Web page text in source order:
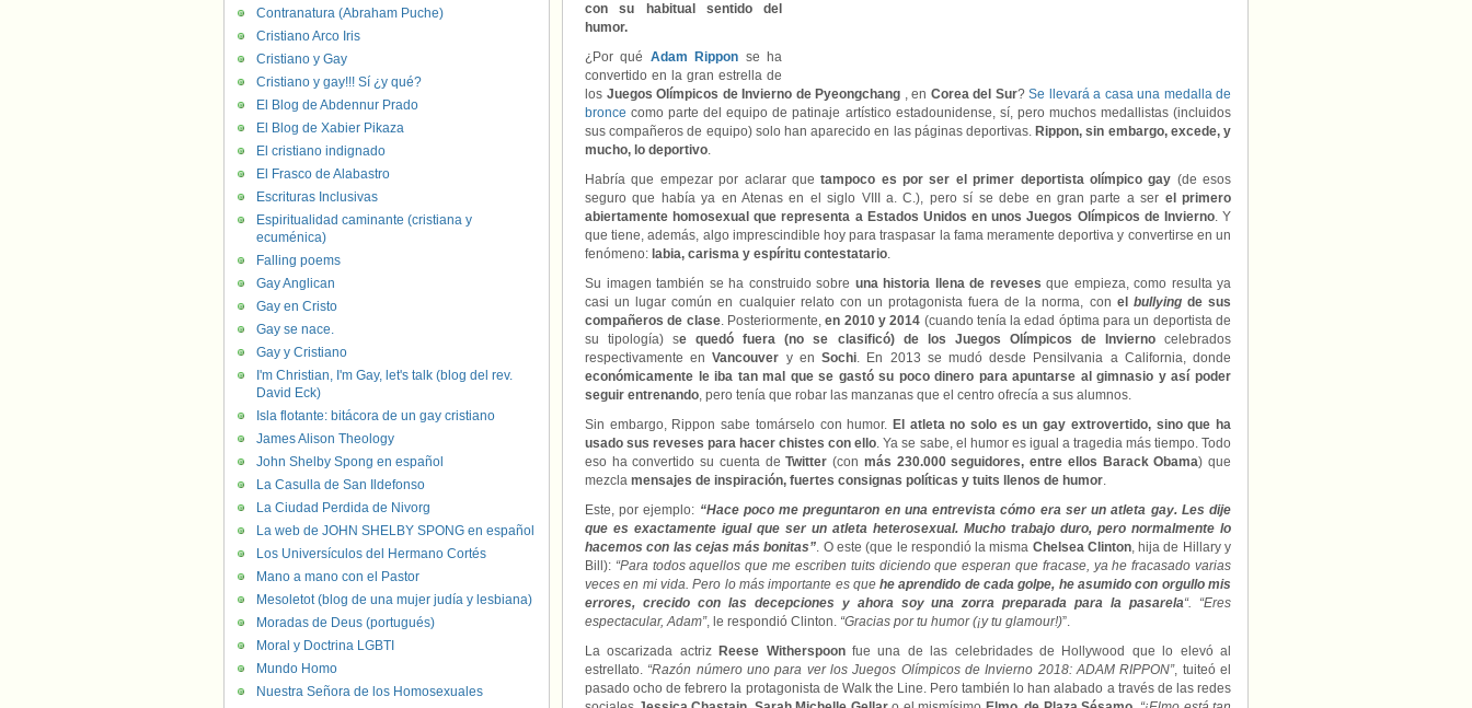
con su habitual sentido del
humor.
¿Por qué Adam Rippon se ha
convertido en la gran estrella de
los Juegos Olímpicos de Invierno de Pyeongchang , en Corea del Sur? Se llevará a casa una medalla de
bronce como parte del equipo de patinaje artístico estadounidense, sí, pero muchos medallistas (incluidos
sus compañeros de equipo) solo han aparecido en las páginas deportivas. Rippon, sin embargo, excede, y
mucho, lo deportivo.
Habría que empezar por aclarar quetampoco es por ser el primer deportista olímpico gay (de esos
seguro que había ya en Atenas en el siglo VIII a. C.), pero sí se debe en gran parte a ser el primero
abiertamente homosexual que representa a Estados Unidos en unos Juegos Olímpicos de Invierno. Y
que tiene, además, algo imprescindible hoy para traspasar la fama meramente deportiva y convertirse en un
fenómeno: labia, carisma y espíritu contestatario.
Su imagen también se ha construido sobre una historia llena de reveses que empieza, como resulta ya
casi un lugar común en cualquier relato con un protagonista fuera de la norma, con el bullyingde sus
compañeros de clase. Posteriormente,en 2010 y 2014 (cuando tenía la edad óptima para un deportista de
su tipología) se quedó fuera (no se clasificó) de los Juegos Olímpicos de Inviernocelebrados
respectivamente enVancouver y enSochi. En 2013 se mudó desde Pensilvania a California, donde
económicamente le iba tan mal que se gastó su poco dinero para apuntarse al gimnasio y así poder
seguir entrenando, pero tenía que robar las manzanas que el centro ofrecía a sus alumnos.
Sin embargo, Rippon sabe tomárselo con humor. El atleta no solo es un gay extrovertido, sino que ha
usado sus reveses para hacer chistes con ello. Ya se sabe, el humor es igual a tragedia más tiempo. Todo
eso ha convertido su cuenta deTwitter (con más 230.000 seguidores, entre ellos Barack Obama) que
mezcla mensajes de inspiración, fuertes consignas políticas y tuits llenos de humor.
Este, por ejemplo: “Hace poco me preguntaron en una entrevista cómo era ser un atleta gay. Les dije
que es exactamente igual que ser un atleta heterosexual. Mucho trabajo duro, pero normalmente lo
hacemos con las cejas más bonitas”. O este (que le respondió la misma Chelsea Clinton, hija de Hillary y
Bill): “Para todos aquellos que me escriben tuits diciendo que esperan que fracase, ya he fracasado varias
veces en mi vida. Pero lo más importante es quehe aprendido de cada golpe, he asumido con orgullo mis
errores, crecido con las decepciones y ahora soy una zorra preparada para la pasarela“. “Eres
espectacular, Adam”, le respondió Clinton. “Gracias por tu humor (¡y tu glamour!)”.
La oscarizada actriz Reese Witherspoonfue una de las celebridades de Hollywood que lo elevó al
estrellato. “Razón número uno para ver los Juegos Olímpicos de Invierno 2018: ADAM RIPPON”, tuiteó el
pasado ocho de febrero la protagonista de Walk the Line. Pero también lo han alabado a través de las redes
Contranatura (Abraham Puche)
Cristiano Arco Iris
Cristiano y Gay
Cristiano y gay!!! Sí ¿y qué?
El Blog de Abdennur Prado
El Blog de Xabier Pikaza
El cristiano indignado
El Frasco de Alabastro
Escrituras Inclusivas
Espiritualidad caminante (cristiana y
ecuménica)
Falling poems
Gay Anglican
Gay en Cristo
Gay se nace.
Gay y Cristiano
I'm Christian, I'm Gay, let's talk (blog del rev.
David Eck)
Isla flotante: bitácora de un gay cristiano
James Alison Theology
John Shelby Spong en español
La Casulla de San Ildefonso
La Ciudad Perdida de Nivorg
La web de JOHN SHELBY SPONG en español
Los Universículos del Hermano Cortés
Mano a mano con el Pastor
Mesoletot (blog de una mujer judía y lesbiana)
Moradas de Deus (portugués)
Moral y Doctrina LGBTI
Mundo Homo
Nuestra Señora de los Homosexuales